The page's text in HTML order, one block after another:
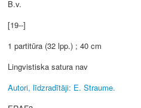
B.v.
[19--]
1 partitūra (32 lpp.) ; 40 cm
Lingvistiska satura nav
Autori, līdzradītāji: E. Straume.